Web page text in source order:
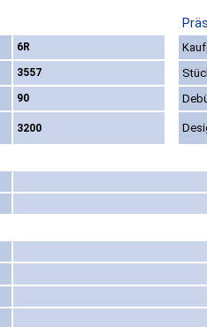
6R
3557
90
3200